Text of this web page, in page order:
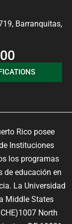
Barranquitas,
Rico posee
Instituciones
los programas
de educación en
La Universidad
Middle States
North